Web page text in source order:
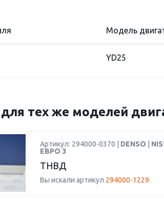
Модель
YD25
тех же моделей
Артикул: 294000-0370 | DENSO
ЕВРО 3
ТНВД
Вы искали артикул 294000-1229